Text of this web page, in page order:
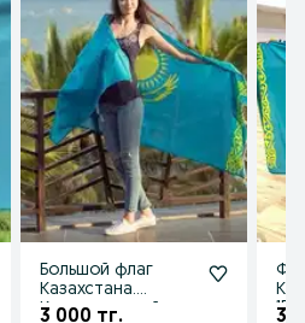
Большой флаг
Казахстана.
Казахстанский
3 000 тг. 3